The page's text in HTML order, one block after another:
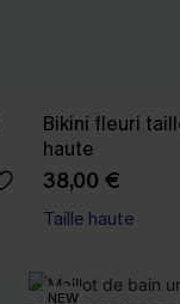
Bikini fleuri
haute
38,00 €
Taille haute
NEW